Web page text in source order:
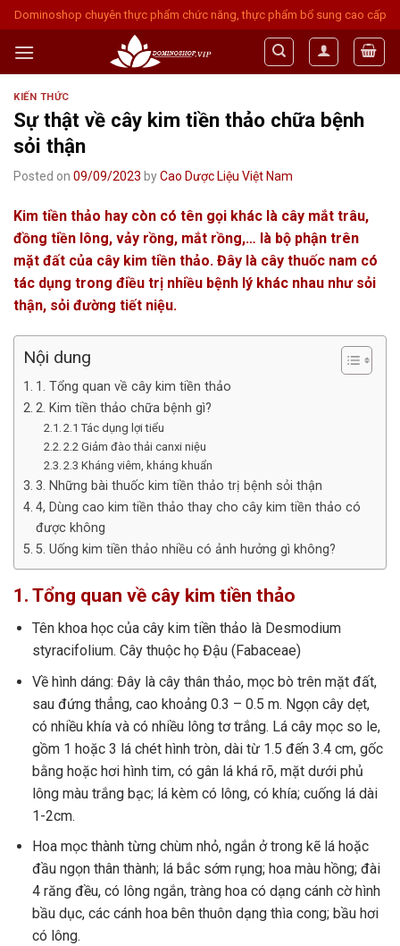
Skip
to
content
Dominoshop chuyên thực phẩm chức năng, thực phẩm bổ sung cao cấp
KIẾN THỨC
Sự thật về cây kim tiền thảo chữa bệnh
sỏi thận
Posted on 09/09/2023 byCao Dược Liệu Việt Nam
Kim tiền thảo hay còn có tên gọi khác là cây mắt trâu,
đồng tiền lông, vảy rồng, mắt rồng,… là bộ phận trên
mặt đất của cây kim tiền thảo. Đây là cây thuốc nam có
tác dụng trong điều trị nhiều bệnh lý khác nhau như sỏi
thận, sỏi đường tiết niệu.
Nội dung
1. Tổng quan về cây kim tiền thảo
2. Kim tiền thảo chữa bệnh gì?
2.1 Tác dụng lợi tiểu
2.2 Giảm đào thải canxi niệu
2.3 Kháng viêm, kháng khuẩn
3. Những bài thuốc kim tiền thảo trị bệnh sỏi thận
4, Dùng cao kim tiền thảo thay cho cây kim tiền thảo có
được không
5. Uống kim tiền thảo nhiều có ảnh hưởng gì không?
1. Tổng quan về cây kim tiền thảo
Tên khoa học của cây kim tiền thảo là Desmodium
styracifolium. Cây thuộc họ Đậu (Fabaceae)
Về hình dáng: Đây là cây thân thảo, mọc bò trên mặt đất,
sau đứng thẳng, cao khoảng 0.3 – 0.5 m. Ngọn cây dẹt,
có nhiều khía và có nhiều lông tơ trắng. Lá cây mọc so le,
gồm 1 hoặc 3 lá chét hình tròn, dài từ 1.5 đến 3.4 cm, gốc
bằng hoặc hơi hình tim, có gân lá khá rõ, mặt dưới phủ
lông màu trắng bạc; lá kèm có lông, có khía; cuống lá dài
1-2cm.
Hoa mọc thành từng chùm nhỏ, ngắn ở trong kẽ lá hoặc
đầu ngọn thân thành; lá bắc sớm rụng; hoa màu hồng; đài
4 răng đều, có lông ngắn, tràng hoa có dạng cánh cờ hình
bầu dục, các cánh hoa bên thuôn dạng thìa cong; bầu hơi
có lông.